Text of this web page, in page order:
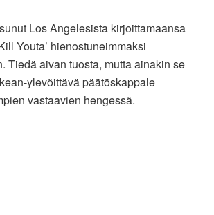
Los Angelesista kirjoittamaansa
Youta’ hienostuneimmaksi
Tiedä aivan tuosta, mutta ainakin se
ylevöittävä päätöskappale
vastaavien hengessä.